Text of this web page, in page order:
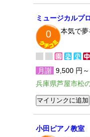
ミュージカルプ
0 本気で
月謝 9,500 円～
兵庫県芦屋市松
小田ピアノ教室